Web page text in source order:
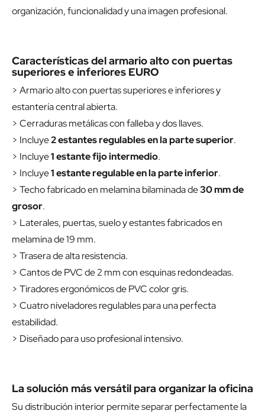
organización, funcionalidad y una imagen profesional.
Características del armario alto con puertas
superiores e inferiores EURO
> Armario alto con puertas superiores e inferiores y
estantería central abierta.
> Cerraduras metálicas con falleba y dos llaves.
> Incluye2 estantes regulables en la parte superior.
> Incluye1 estante fijo intermedio.
> Incluye1 estante regulable en la parte inferior.
> Techo fabricado en melamina bilaminada de30 mm de
grosor.
> Laterales, puertas, suelo y estantes fabricados en
melamina de 19 mm.
> Trasera de alta resistencia.
> Cantos de PVC de 2 mm con esquinas redondeadas.
> Tiradores ergonómicos de PVC color gris.
> Cuatro niveladores regulables para una perfecta
estabilidad.
> Diseñado para uso profesional intensivo.
La solución más versátil para organizar la oficina
Su distribución interior permite separar perfectamente la